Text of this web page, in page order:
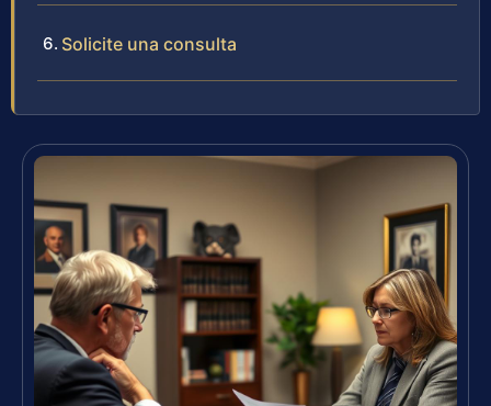
Solicite una consulta